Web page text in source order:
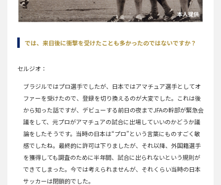
本人提供
では、来日後に衝撃を受けたことも多かったのではないですか？
セルジオ
ブラジルではプロ選手でしたが、日本ではアマチュア選手としてオ
ファーを受けたので、登録を切り換えるのが大変でした。これは後
から知った話ですが、デビューする前日の夜までJFAの幹部が緊急会
議をして、元プロがアマチュアの試合に出場していいのかどうか議
論をしたそうです。当時の日本は“プロ”という言葉にものすごく敏
感でしたね。最終的に許可は下りましたが、それ以降、外国籍選手
を獲得しても調査のために半年間、試合に出られないという規則が
できてしまった。今では考えられませんが、それくらい当時の日本
サッカーは閉鎖的でした。